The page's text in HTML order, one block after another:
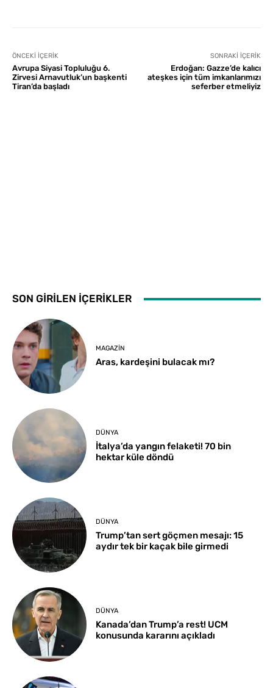
ÖNCEKI İÇERIK
Avrupa Siyasi Topluluğu 6.
Zirvesi Arnavutluk’un başkenti
Tiran’da başladı
SONRAKI İÇERIK
Erdoğan: Gazze’de kalıcı
ateşkes için tüm imkanlarımızı
seferber etmeliyiz
SON GİRİLEN İÇERİKLER
MAGAZIN
Aras, kardeşini bulacak mı?
DÜNYA
İtalya’da yangın felaketi! 70 bin
hektar küle döndü
DÜNYA
Trump’tan sert göçmen mesajı: 15
aydır tek bir kaçak bile girmedi
DÜNYA
Kanada’dan Trump’a rest! UCM
konusunda kararını açıkladı